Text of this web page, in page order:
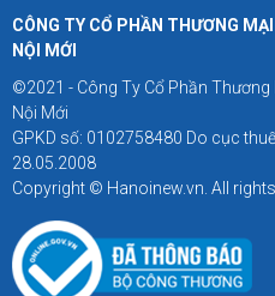
CÔNG TY CỔ PHẦN THƯƠNG
NỘI MỚI
©2021 - Công Ty Cổ Phần
Nội Mới
GPKD số: 0102758480 Do cục
28.05.2008
Copyright © Hanoinew.vn. All rights